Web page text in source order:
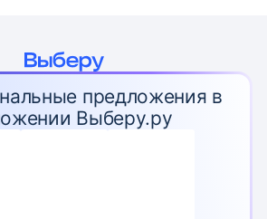
предложения в
Выберу.ру